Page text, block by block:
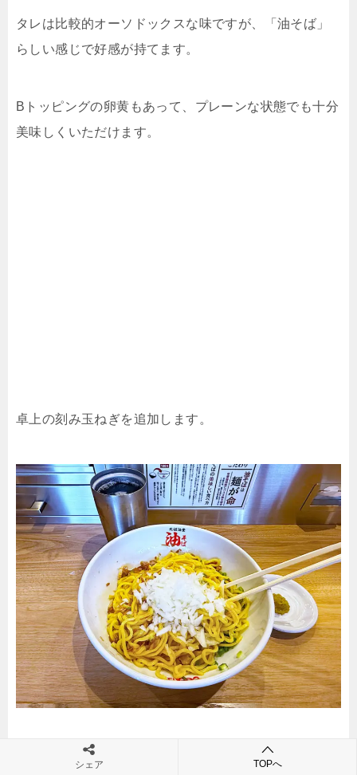
タレは比較的オーソドックスな味ですが、「油そば」
らしい感じで好感が持てます。
Bトッピングの卵黄もあって、プレーンな状態でも十分
美味しくいただけます。
卓上の刻み玉ねぎを追加します。
お酢とラー油も加えて、「油そば」の定番の味付けで
シェア TOPへ